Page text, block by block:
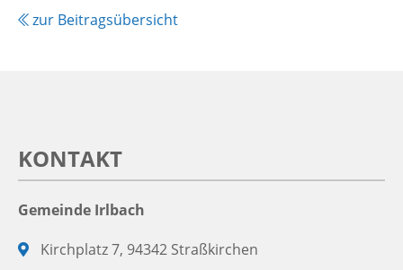
zur Beitragsübersicht
KONTAKT
Gemeinde Irlbach
Adresse:
Kirchplatz 7, 94342 Straßkirchen